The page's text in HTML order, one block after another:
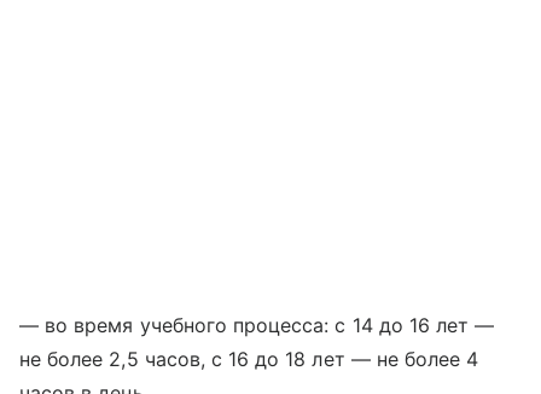
— во время учебного процесса: с 14 до 16 лет —
не более 2,5 часов, с 16 до 18 лет — не более 4